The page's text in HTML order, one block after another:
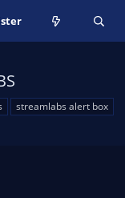
streamlabs alert box